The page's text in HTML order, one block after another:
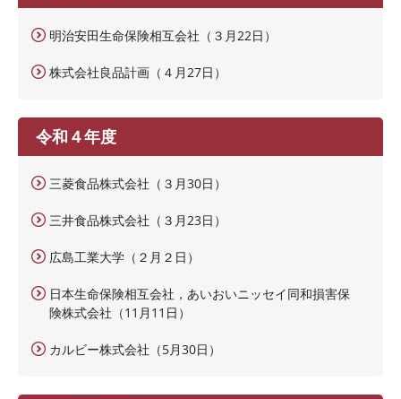
明治安田生命保険相互会社（３月22日）
株式会社良品計画（４月27日）
令和４年度
三菱食品株式会社（３月30日）
三井食品株式会社（３月23日）
広島工業大学（２月２日）
日本生命保険相互会社，あいおいニッセイ同和損害保
険株式会社（11月11日）
カルビー株式会社（5月30日）